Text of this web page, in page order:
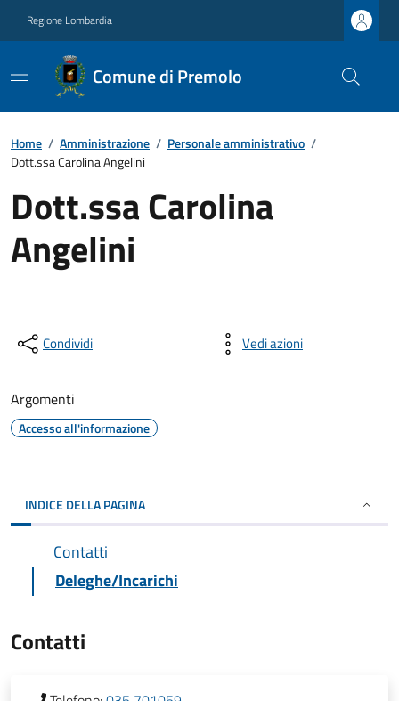
Regione Lombardia
Comune di Premolo
Home / Amministrazione / Personale amministrativo /
Dott.ssa Carolina Angelini
Dott.ssa Carolina
Angelini
Condividi Vedi azioni
Argomenti
Accesso all'informazione
INDICE DELLA PAGINA
Contatti
Deleghe/Incarichi
Contatti